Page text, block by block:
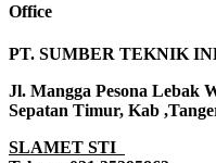
Office
PT. SUMBER TEKNIK
Jl. Mangga Pesona Lebak
Sepatan Timur, Kab
SLAMET STI